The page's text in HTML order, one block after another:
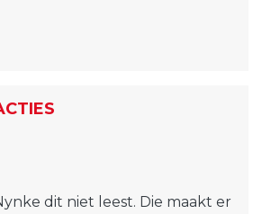
dit niet leest. Die maakt er